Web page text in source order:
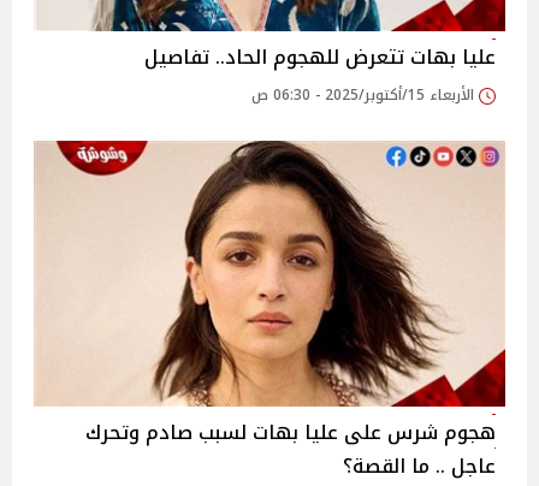
عليا بهات تتعرض للهجوم الحاد.. تفاصيل
الأربعاء 15/أكتوبر/2025 - 06:30 ص
هجوم شرس على عليا بهات لسبب صادم وتحرك
عاجل .. ما القصة؟